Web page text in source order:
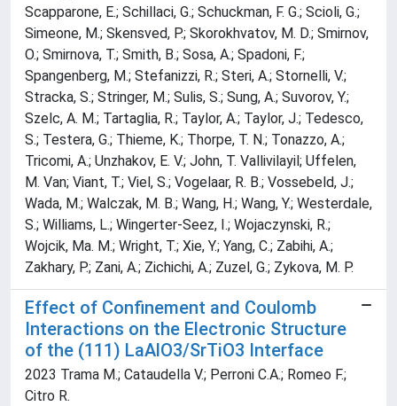
Scapparone, E.; Schillaci, G.; Schuckman, F. G.; Scioli, G.;
Simeone, M.; Skensved, P.; Skorokhvatov, M. D.; Smirnov,
O.; Smirnova, T.; Smith, B.; Sosa, A.; Spadoni, F.;
Spangenberg, M.; Stefanizzi, R.; Steri, A.; Stornelli, V.;
Stracka, S.; Stringer, M.; Sulis, S.; Sung, A.; Suvorov, Y.;
Szelc, A. M.; Tartaglia, R.; Taylor, A.; Taylor, J.; Tedesco,
S.; Testera, G.; Thieme, K.; Thorpe, T. N.; Tonazzo, A.;
Tricomi, A.; Unzhakov, E. V.; John, T. Vallivilayil; Uffelen,
M. Van; Viant, T.; Viel, S.; Vogelaar, R. B.; Vossebeld, J.;
Wada, M.; Walczak, M. B.; Wang, H.; Wang, Y.; Westerdale,
S.; Williams, L.; Wingerter-Seez, I.; Wojaczynski, R.;
Wojcik, Ma. M.; Wright, T.; Xie, Y.; Yang, C.; Zabihi, A.;
Zakhary, P.; Zani, A.; Zichichi, A.; Zuzel, G.; Zykova, M. P.
Effect of Confinement and Coulomb
Interactions on the Electronic Structure
of the (111) LaAlO3/SrTiO3 Interface
2023 Trama M.; Cataudella V.; Perroni C.A.; Romeo F.;
Citro R.